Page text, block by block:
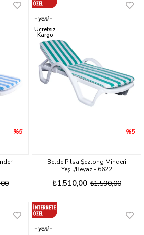
%5
Belde Pilsa Şezlong Minderi
Yeşil/Beyaz - 6622
₺1.510,00 ₺1.590,00
%5
yeni
ürün
Ücretsiz
Kargo
yeni